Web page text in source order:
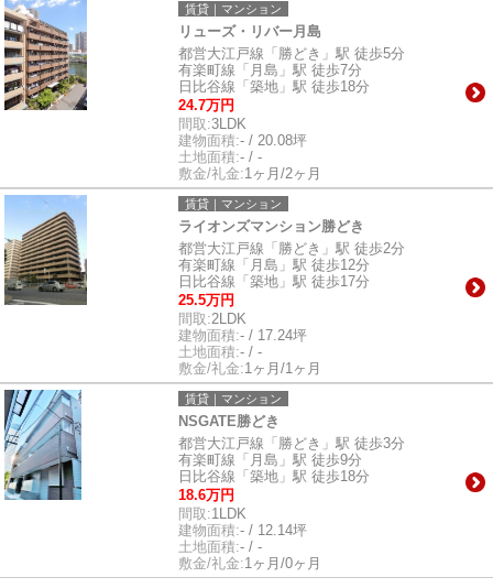
賃貸｜マンション
リューズ・リバー月島
都営大江戸線「勝どき」駅 徒歩5分
有楽町線「月島」駅 徒歩7分
日比谷線「築地」駅 徒歩18分
24.7万円
間取:3LDK
建物面積:- / 20.08坪
土地面積:- / -
敷金/礼金:1ヶ月/2ヶ月
賃貸｜マンション
ライオンズマンション勝どき
都営大江戸線「勝どき」駅 徒歩2分
有楽町線「月島」駅 徒歩12分
日比谷線「築地」駅 徒歩17分
25.5万円
間取:2LDK
建物面積:- / 17.24坪
土地面積:- / -
敷金/礼金:1ヶ月/1ヶ月
賃貸｜マンション
NSGATE勝どき
都営大江戸線「勝どき」駅 徒歩3分
有楽町線「月島」駅 徒歩9分
日比谷線「築地」駅 徒歩18分
18.6万円
間取:1LDK
建物面積:- / 12.14坪
土地面積:- / -
敷金/礼金:1ヶ月/0ヶ月